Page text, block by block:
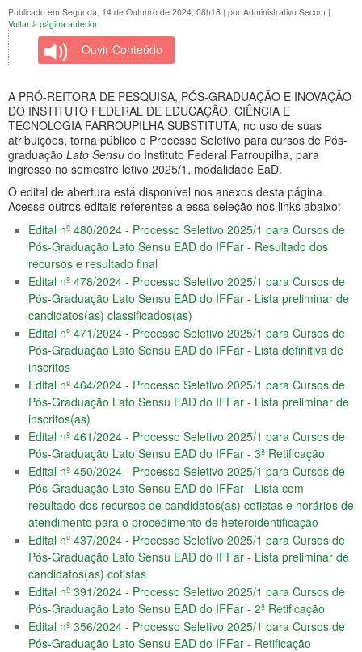
Publicado em Segunda, 14 de Outubro de 2024, 08h18 | por Administrativo Secom |
Voltar à página anterior
Ouvir Conteúdo
A PRÓ-REITORA DE PESQUISA, PÓS-GRADUAÇÃO E INOVAÇÃO
DO INSTITUTO FEDERAL DE EDUCAÇÃO, CIÊNCIA E
TECNOLOGIA FARROUPILHA SUBSTITUTA, no uso de suas
atribuições, torna público o Processo Seletivo para cursos de Pós-
graduação Lato Sensu do Instituto Federal Farroupilha, para
ingresso no semestre letivo 2025/1, modalidade EaD.
O edital de abertura está disponível nos anexos desta página.
Acesse outros editais referentes a essa seleção nos links abaixo:
Edital nº 480/2024 - Processo Seletivo 2025/1 para Cursos de
Pós-Graduação Lato Sensu EAD do IFFar - Resultado dos
recursos e resultado final
Edital nº 478/2024 - Processo Seletivo 2025/1 para Cursos de
Pós-Graduação Lato Sensu EAD do IFFar - Lista preliminar de
candidatos(as) classificados(as)
Edital nº 471/2024 - Processo Seletivo 2025/1 para Cursos de
Pós-Graduação Lato Sensu EAD do IFFar - Lista definitiva de
inscritos
Edital nº 464/2024 - Processo Seletivo 2025/1 para Cursos de
Pós-Graduação Lato Sensu EAD do IFFar - Lista preliminar de
inscritos(as)
Edital nº 461/2024 - Processo Seletivo 2025/1 para Cursos de
Pós-Graduação Lato Sensu EAD do IFFar - 3ª Retificação
Edital nº 450/2024 - Processo Seletivo 2025/1 para Cursos de
Pós-Graduação Lato Sensu EAD do IFFar - Lista com
resultado dos recursos de candidatos(as) cotistas e horários de
atendimento para o procedimento de heteroidentificação
Edital nº 437/2024 - Processo Seletivo 2025/1 para Cursos de
Pós-Graduação Lato Sensu EAD do IFFar - Lista preliminar de
candidatos(as) cotistas
Edital nº 391/2024 - Processo Seletivo 2025/1 para Cursos de
Pós-Graduação Lato Sensu EAD do IFFar - 2ª Retificação
Edital nº 356/2024 - Processo Seletivo 2025/1 para Cursos de
Pós-Graduação Lato Sensu EAD do IFFar - Retificação